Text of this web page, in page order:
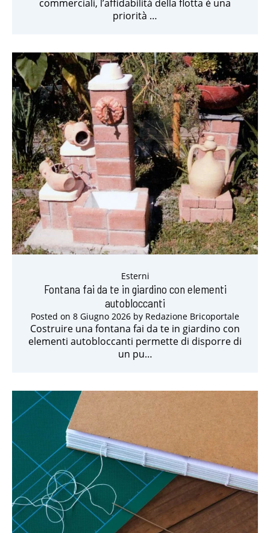
commerciali, l’affidabilità della flotta è una
priorità …
Esterni
Fontana fai da te in giardino con elementi
autobloccanti
Posted on 8 Giugno 2026 by Redazione Bricoportale
Costruire una fontana fai da te in giardino con
elementi autobloccanti permette di disporre di
un pu…